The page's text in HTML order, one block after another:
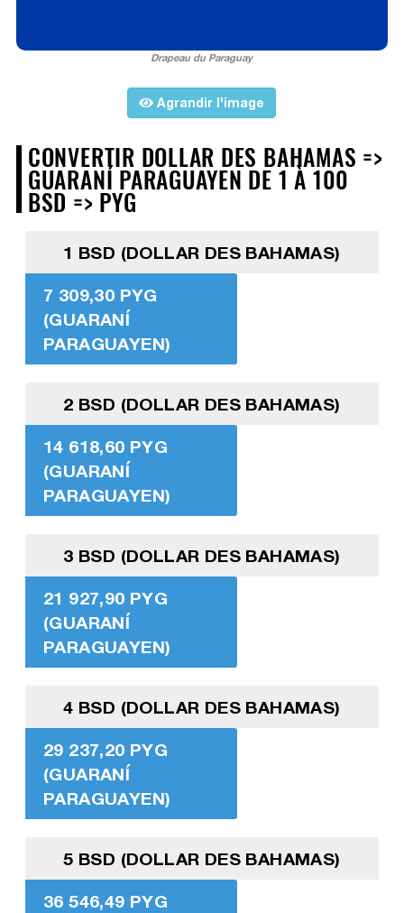
Drapeau du Paraguay
Agrandir l'image
CONVERTIR DOLLAR DES BAHAMAS =>
GUARANÍ PARAGUAYEN DE 1 À 100
BSD => PYG
1 BSD (DOLLAR DES BAHAMAS)
7 309,30 PYG
(GUARANÍ
PARAGUAYEN)
2 BSD (DOLLAR DES BAHAMAS)
14 618,60 PYG
(GUARANÍ
PARAGUAYEN)
3 BSD (DOLLAR DES BAHAMAS)
21 927,90 PYG
(GUARANÍ
PARAGUAYEN)
4 BSD (DOLLAR DES BAHAMAS)
29 237,20 PYG
(GUARANÍ
PARAGUAYEN)
5 BSD (DOLLAR DES BAHAMAS)
36 546,49 PYG